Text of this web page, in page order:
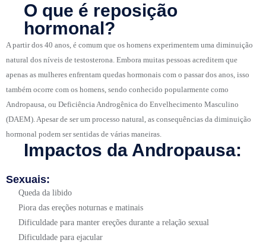
O que é reposição
hormonal?
A partir dos 40 anos, é comum que os homens experimentem uma diminuição
natural dos níveis de testosterona. Embora muitas pessoas acreditem que
apenas as mulheres enfrentam quedas hormonais com o passar dos anos, isso
também ocorre com os homens, sendo conhecido popularmente como
Andropausa, ou Deficiência Androgênica do Envelhecimento Masculino
(DAEM). Apesar de ser um processo natural, as consequências da diminuição
hormonal podem ser sentidas de várias maneiras.
Impactos da Andropausa:
Sexuais:
Queda da libido
Piora das ereções noturnas e matinais
Dificuldade para manter ereções durante a relação sexual
Dificuldade para ejacular